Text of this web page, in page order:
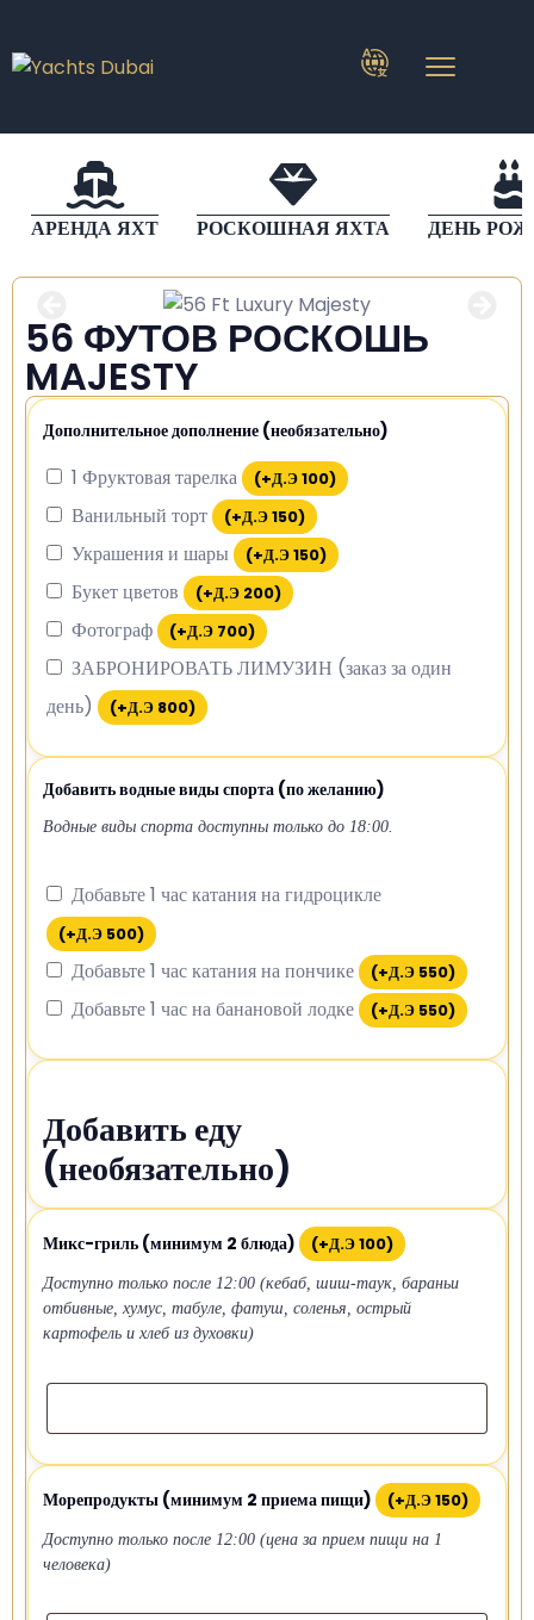
АРЕНДА ЯХТ РОСКОШНАЯ ЯХТА ДЕНЬ
56 ФУТОВ РОСКОШЬ
MAJESTY
Дополнительное дополнение (необязательно)
1 Фруктовая тарелка (+Д.Э100)
Ванильный торт (+Д.Э150)
Украшения и шары (+Д.Э150)
Букет цветов (+Д.Э 200)
Фотограф (+Д.Э 700)
ЗАБРОНИРОВАТЬ ЛИМУЗИН (заказ за один
день)
(+Д.Э 800)
Добавить водные виды спорта (по желанию)
Водные виды спорта доступны только до 18:00.
Добавьте 1 час катания на гидроцикле
(+Д.Э 500)
Добавьте 1 час катания на пончике (+Д.Э 550)
Добавьте 1 час на банановой лодке (+Д.Э 550)
Добавить еду
(необязательно)
Микс-гриль (минимум 2 блюда) (+Д.Э100)
Доступно только после 12:00 (кебаб, шиш-таук, бараньи
отбивные, хумус, табуле, фатуш, соленья, острый
картофель и хлеб из духовки)
Морепродукты (минимум 2 приема пищи) (+Д.Э150)
Доступно только после 12:00 (цена за прием пищи на 1
человека)